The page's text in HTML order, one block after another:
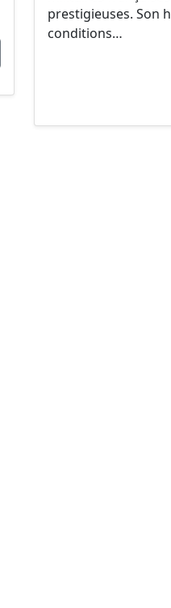
prestigieuses. Son
conditions…